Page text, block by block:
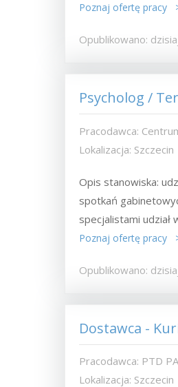
Poznaj ofertę pracy
Opublikowano:
Psycholog /
Pracodawca:
Lokalizacja: Szczecin
Opis stanowiska:
spotkań
specjalistami udział
Poznaj ofertę pracy
Opublikowano:
Dostawca -
Pracodawca: PTD
Lokalizacja: Szczecin